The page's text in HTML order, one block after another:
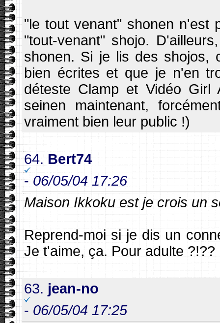
"le tout venant" shonen n'est
"tout-venant" shojo.
shonen. Si je lis des shojos,
bien écrites et que je n'en
déteste Clamp et Vidéo
seinen maintenant,
vraiment bien leur public !)
64. Bert74
- 06/05/04 17:26
Maison Ikkoku est je crois un
Reprend-moi si je dis un
Je t'aime, ça. Pour adulte ?!??
63. jean-no
- 06/05/04 17:25